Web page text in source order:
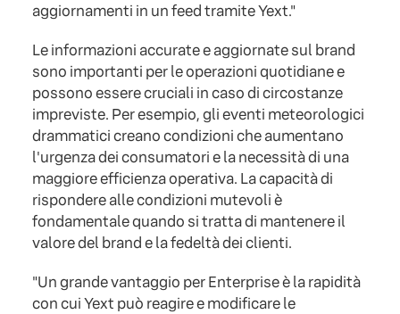
aggiornamenti in un feed tramite Yext."
Le informazioni accurate e aggiornate sul brand
sono importanti per le operazioni quotidiane e
possono essere cruciali in caso di circostanze
impreviste. Per esempio, gli eventi meteorologici
drammatici creano condizioni che aumentano
l'urgenza dei consumatori e la necessità di una
maggiore efficienza operativa. La capacità di
rispondere alle condizioni mutevoli è
fondamentale quando si tratta di mantenere il
valore del brand e la fedeltà dei clienti.
"Un grande vantaggio per Enterprise è la rapidità
con cui Yext può reagire e modificare le